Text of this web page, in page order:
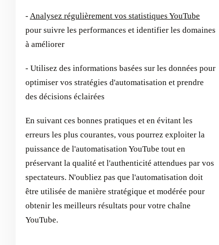
- Analysez régulièrement vos statistiques YouTube
pour suivre les performances et identifier les domaines
à améliorer
- Utilisez des informations basées sur les données pour
optimiser vos stratégies d'automatisation et prendre
des décisions éclairées
En suivant ces bonnes pratiques et en évitant les
erreurs les plus courantes, vous pourrez exploiter la
puissance de l'automatisation YouTube tout en
préservant la qualité et l'authenticité attendues par vos
spectateurs. N'oubliez pas que l'automatisation doit
être utilisée de manière stratégique et modérée pour
obtenir les meilleurs résultats pour votre chaîne
YouTube.